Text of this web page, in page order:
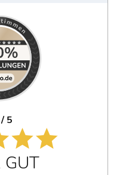
5
GUT